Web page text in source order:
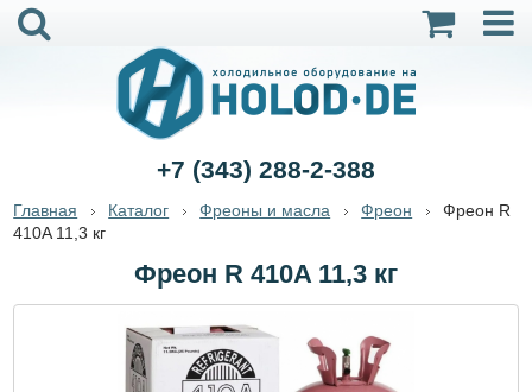
+7 (343) 288-2-388
Главная Каталог Фреоны и масла Фреон
Фреон R
410A 11,3 кг
Фреон R 410A 11,3 кг